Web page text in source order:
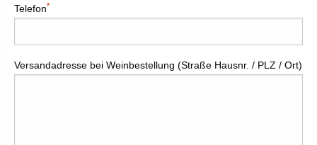
Telefon*
Versandadresse bei Weinbestellung (Straße Hausnr. / PLZ / Ort)